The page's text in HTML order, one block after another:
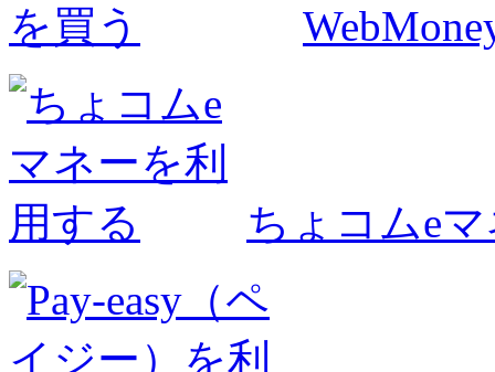
ちょコムe